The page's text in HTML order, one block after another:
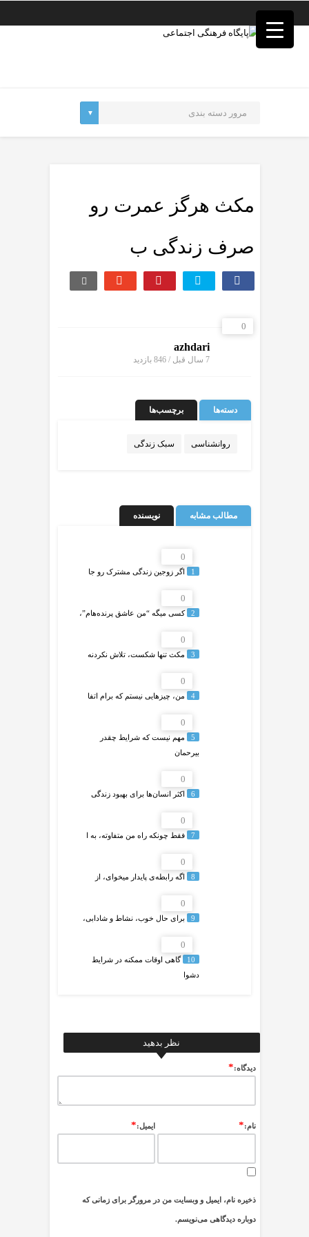
مکث هرگز عمرت رو
صرف زندگی ب
0
azhdari
7 سال قبل / 846 بازدید
دسته‌ها برچسب‌ها
روانشناسی سبک زندگی
مطالب مشابه نویسنده
0
1 ️اگر زوجین زندگی مشترک رو جا
0
2 کسی میگه “من عاشق پرنده‌هام”،
0
3 مکث تنها شکست، تلاش نکردنه
0
4 من، چیزهایی نیستم که برام اتفا
0
5
مهم نیست که شرایط چقدر
بیرحمان
0
6 اکثر انسان‌ها برای بهبود زندگی
0
7 فقط چونکه راه من متفاوته، به ا
0
8 اگه رابطه‌ی پایدار میخوای، از
0
9 برای حال خوب، نشاط و شادابی،
0
10
گاهی اوقات ممکنه در شرایط
دشوا
نظر بدهید
ديدگاه:*
نام:* ایمیل:*
ذخیره نام، ایمیل و وبسایت من در مرورگر برای زمانی که
دوباره دیدگاهی می‌نویسم.